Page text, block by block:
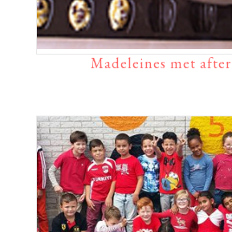
Madeleines met